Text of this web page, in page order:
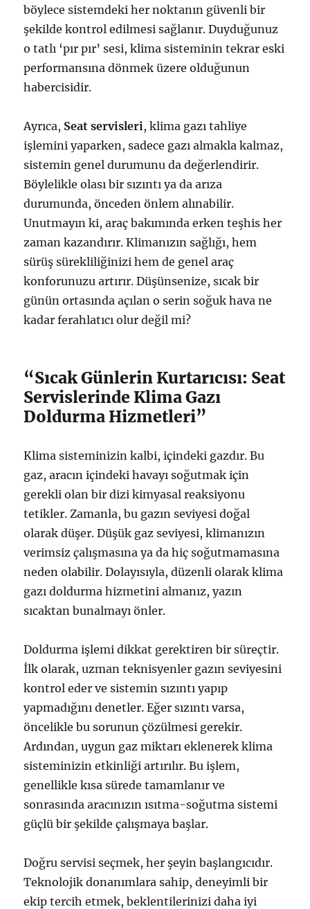
böylece sistemdeki her noktanın güvenli bir
şekilde kontrol edilmesi sağlanır. Duyduğunuz
o tatlı ‘pır pır’ sesi, klima sisteminin tekrar eski
performansına dönmek üzere olduğunun
habercisidir.
Ayrıca, Seat servisleri, klima gazı tahliye
işlemini yaparken, sadece gazı almakla kalmaz,
sistemin genel durumunu da değerlendirir.
Böylelikle olası bir sızıntı ya da arıza
durumunda, önceden önlem alınabilir.
Unutmayın ki, araç bakımında erken teşhis her
zaman kazandırır. Klimanızın sağlığı, hem
sürüş sürekliliğinizi hem de genel araç
konforunuzu artırır. Düşünsenize, sıcak bir
günün ortasında açılan o serin soğuk hava ne
kadar ferahlatıcı olur değil mi?
“Sıcak Günlerin Kurtarıcısı: Seat
Servislerinde Klima Gazı
Doldurma Hizmetleri”
Klima sisteminizin kalbi, içindeki gazdır. Bu
gaz, aracın içindeki havayı soğutmak için
gerekli olan bir dizi kimyasal reaksiyonu
tetikler. Zamanla, bu gazın seviyesi doğal
olarak düşer. Düşük gaz seviyesi, klimanızın
verimsiz çalışmasına ya da hiç soğutmamasına
neden olabilir. Dolayısıyla, düzenli olarak klima
gazı doldurma hizmetini almanız, yazın
sıcaktan bunalmayı önler.
Doldurma işlemi dikkat gerektiren bir süreçtir.
İlk olarak, uzman teknisyenler gazın seviyesini
kontrol eder ve sistemin sızıntı yapıp
yapmadığını denetler. Eğer sızıntı varsa,
öncelikle bu sorunun çözülmesi gerekir.
Ardından, uygun gaz miktarı eklenerek klima
sisteminizin etkinliği artırılır. Bu işlem,
genellikle kısa sürede tamamlanır ve
sonrasında aracınızın ısıtma-soğutma sistemi
güçlü bir şekilde çalışmaya başlar.
Doğru servisi seçmek, her şeyin başlangıcıdır.
Teknolojik donanımlara sahip, deneyimli bir
ekip tercih etmek, beklentilerinizi daha iyi